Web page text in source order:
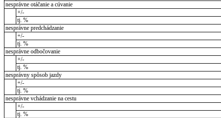
nesprávne otáčanie a cúvanie
+/-
tj. %
nesprávne predchádzanie
+/-
tj. %
nesprávne odbočovanie
+/-
tj. %
nesprávny spôsob jazdy
+/-
tj. %
nesprávne vchádzanie na cestu
+/-
tj. %